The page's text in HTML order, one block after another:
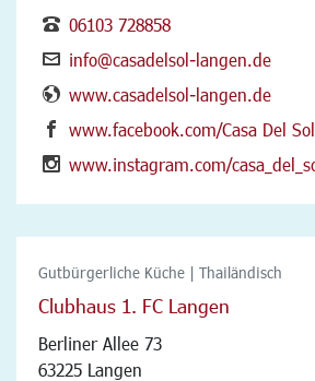
06103 728858
info@casadelsol-langen.de
www.casadelsol-langen.de
www.facebook.com/Casa Del
www.instagram.com/
Gutbürgerliche Küche | Thailändisch
Clubhaus 1. FC Langen
Berliner Allee 73
63225 Langen